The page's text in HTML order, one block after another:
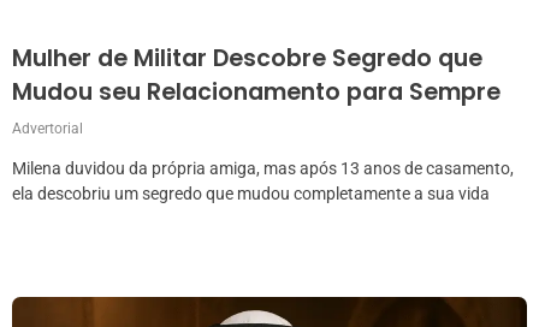
Mulher de Militar Descobre Segredo que
Mudou seu Relacionamento para Sempre
Advertorial
Milena duvidou da própria amiga, mas após 13 anos de casamento,
ela descobriu um segredo que mudou completamente a sua vida